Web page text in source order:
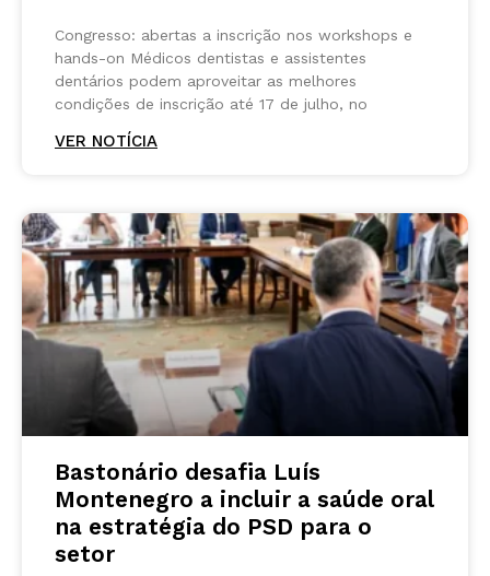
Congresso: abertas a inscrição nos workshops e
hands-on Médicos dentistas e assistentes
dentários podem aproveitar as melhores
condições de inscrição até 17 de julho, no
VER NOTÍCIA
Bastonário desafia Luís
Montenegro a incluir a saúde oral
na estratégia do PSD para o
setor